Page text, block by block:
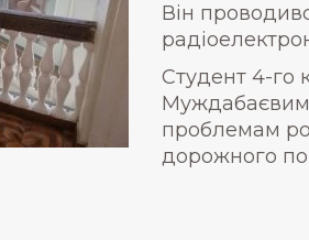
Він
Студент 4-го
Муждабаєвим
проблемам
дорожного